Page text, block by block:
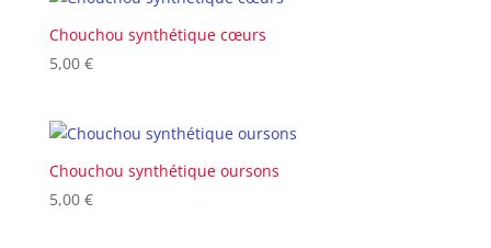
Chouchou synthétique cœurs
5,00 €
Chouchou synthétique oursons
5,00 €